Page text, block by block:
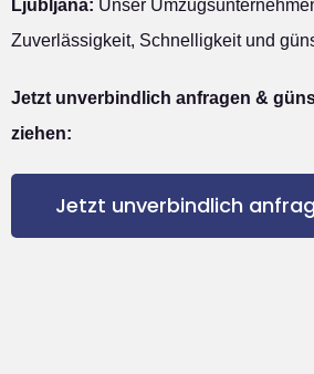
Ljubljana: Unser
Zuverlässigkeit, Schnelligkeit und
Jetzt unverbindlich anfragen &
ziehen:
Jetzt unverbindlich